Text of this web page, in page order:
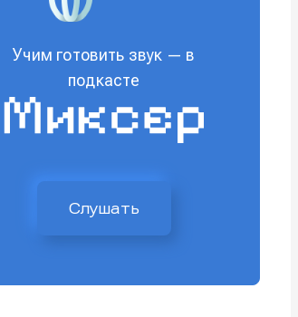
Учим готовить звук — в
подкасте
Слушать